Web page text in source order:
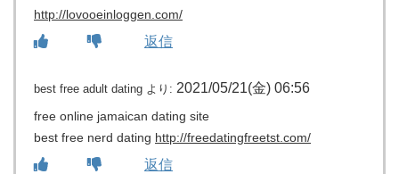
http://lovooeinloggen.com/
返信
best free adult dating より: 2021/05/21(金) 06:56
free online jamaican dating site
best free nerd dating http://freedatingfreetst.com/
返信